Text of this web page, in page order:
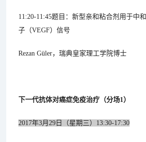
11:20-11:45题目：新型亲和粘合剂用于中
子（VEGF）信号
Rezan Güler，瑞典皇家理工学院博士
下一代抗体对癌症免疫治疗（分场1）
2017年3月29日（星期三）13:30-17:30